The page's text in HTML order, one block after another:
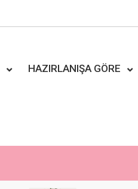
HAZIRLANIŞA GÖRE